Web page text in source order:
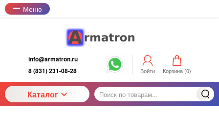
Меню
info@armatron.ru
8 (831) 231-08-28
Войти Корзина (0)
Каталог